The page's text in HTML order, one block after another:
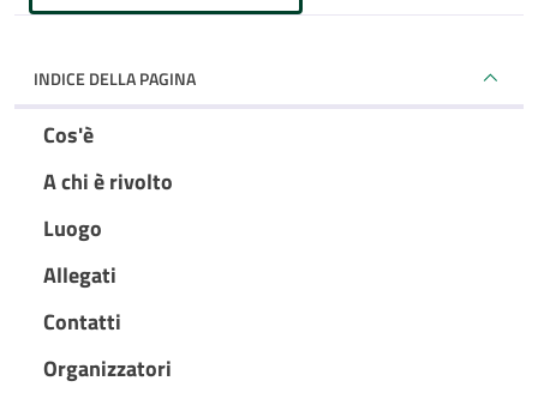
INDICE DELLA PAGINA
Cos'è
A chi è rivolto
Luogo
Allegati
Contatti
Organizzatori